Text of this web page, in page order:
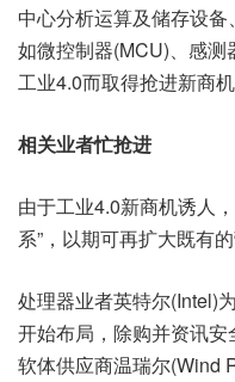
中心分析运算及储存设
如微控制器(MCU)、感
工业4.0而取得抢进新商机
相关业者忙抢进
由于工业4.0新商机诱人
系”，以期可再扩大既有的
处理器业者英特尔(Intel)
开始布局，除购并资讯
软体供应商温瑞尔(Wind